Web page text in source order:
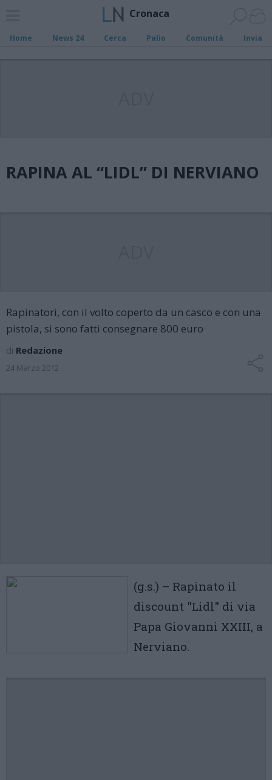
Cronaca
Home News 24 Cerca Palio Comunità Invia
RAPINA AL “LIDL” DI NERVIANO
Rapinatori, con il volto coperto da un casco e con una
pistola, si sono fatti consegnare 800 euro
di Redazione
24 Marzo 2012
(g.s.) – Rapinato il
discount "Lidl" di via
Papa Giovanni XXIII, a
Nerviano.